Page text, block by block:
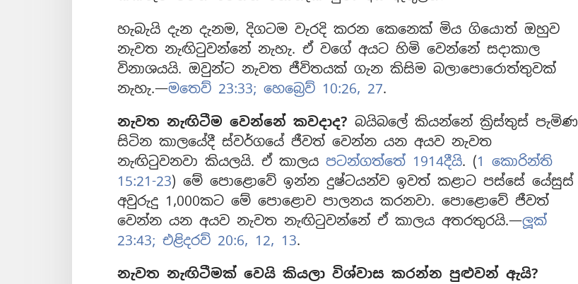
හැබැයි දැන දැනම, දිගටම වැරදි කරන කෙනෙක් මිය ගියොත් ඔහුව
නැවත නැඟිටුවන්නේ නැහැ. ඒ වගේ අයට හිමි වෙන්නේ සදාකාල
විනාශයයි. ඔවුන්ට නැවත ජීවිතයක් ගැන කිසිම බලාපොරොත්තුවක්
නැහැ.—මතෙව් 23:33; හෙබ්‍රෙව් 10:26, 27.
නැවත නැඟිටීම වෙන්නේ කවදාද? බයිබලේ කියන්නේ ක්‍රිස්තුස් පැමිණ
සිටින කාලයේදී ස්වර්ගයේ ජීවත් වෙන්න යන අයව නැවත
නැඟිටුවනවා කියලයි. ඒ කාලය පටන්ගත්තේ 1914දීයි. (1 කොරින්ති
15:21-23) මේ පොළොවේ ඉන්න දුෂ්ටයන්ව ඉවත් කළාට පස්සේ යේසුස්
අවුරුදු 1,000කට මේ පොළොව පාලනය කරනවා. පොළොවේ ජීවත්
වෙන්න යන අයව නැවත නැඟිටුවන්නේ ඒ කාලය අතරතුරයි.—ලූක්
23:43; එළිදරව් 20:6, 12, 13.
නැවත නැඟිටීමක් වෙයි කියලා විශ්වාස කරන්න පුළුවන් ඇයි?